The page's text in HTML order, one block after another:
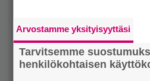
Arvostamme yksityisyyttäsi
Tarvitsemme
henkilökohtaisen